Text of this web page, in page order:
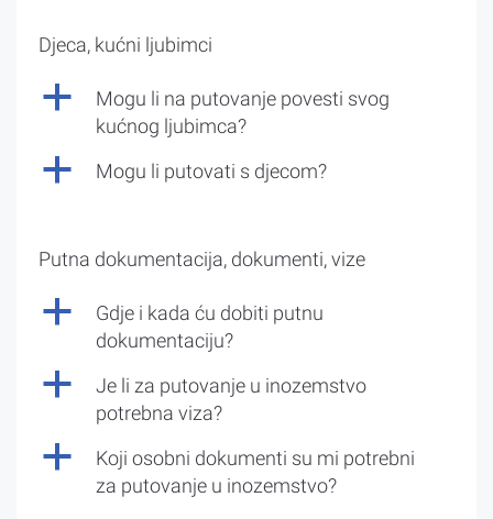
Djeca, kućni ljubimci
a
Mogu li na putovanje povesti svog
kućnog ljubimca?
a Mogu li putovati s djecom?
Putna dokumentacija, dokumenti, vize
a
Gdje i kada ću dobiti putnu
dokumentaciju?
a
Je li za putovanje u inozemstvo
potrebna viza?
a
Koji osobni dokumenti su mi potrebni
za putovanje u inozemstvo?